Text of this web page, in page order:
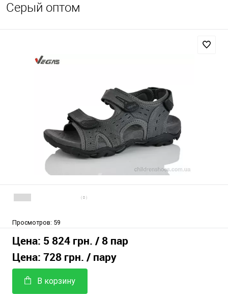
Серый оптом
( 0 )
Просмотров: 59
Цена: 5 824 грн. / 8 пар
Цена: 728 грн. / пару
В корзину